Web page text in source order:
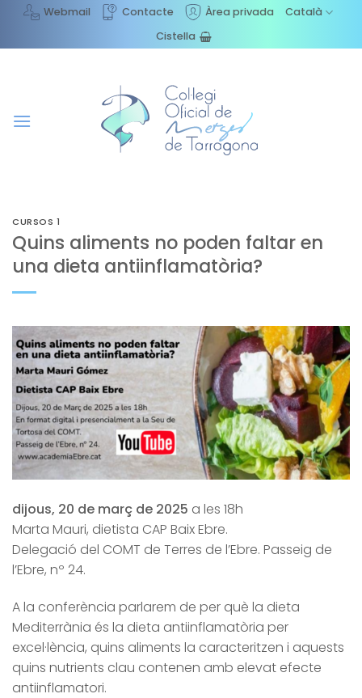
content
Webmail Contacte Àrea privada
Català
Cistella
CURSOS 1
Quins aliments no poden faltar en
una dieta antiinflamatòria?
dijous, 20 de març de 2025 a les 18h
Marta Mauri, dietista CAP Baix Ebre.
Delegació del COMT de Terres de l’Ebre. Passeig de
l’Ebre, nº 24.
A la conferència parlarem de per què la dieta
Mediterrània és la dieta antiinflamatòria per
excel·lència, quins aliments la caracteritzen i aquests
quins nutrients clau contenen amb elevat efecte
antiinflamatori.